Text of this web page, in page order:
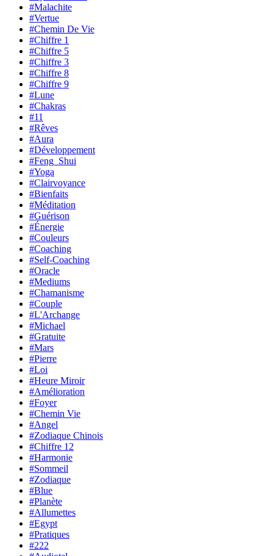
#Malachite
#Vertue
#Chemin De Vie
#Chiffre 1
#Chiffre 5
#Chiffre 3
#Chiffre 8
#Chiffre 9
#Lune
#Chakras
#11
#Rêves
#Aura
#Développement
#Feng_Shui
#Yoga
#Clairvoyance
#Bienfaits
#Méditation
#Guérison
#Énergie
#Couleurs
#Coaching
#Self-Coaching
#Oracle
#Mediums
#Chamanisme
#Couple
#L'Archange
#Michael
#Gratuite
#Mars
#Pierre
#Loi
#Heure Miroir
#Amélioration
#Foyer
#Chemin Vie
#Angel
#Zodiaque Chinois
#Chiffre 12
#Harmonie
#Sommeil
#Zodiaque
#Blue
#Planète
#Allumettes
#Egypt
#Pratiques
#222